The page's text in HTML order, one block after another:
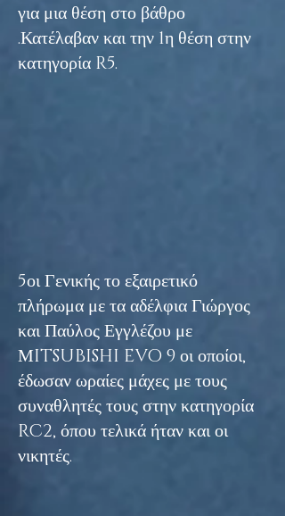
για μια θέση στο βάθρο
.Κατέλαβαν και την 1η θέση στην
κατηγορία R5.
5οι Γενικής το εξαιρετικό
πλήρωμα με τα αδέλφια Γιώργος
και Παύλος Εγγλέζου με
ΜITSUBISHI EVO 9 οι οποίοι,
έδωσαν ωραίες μάχες με τους
συναθλητές τους στην κατηγορία
RC2, όπου τελικά ήταν και οι
νικητές.